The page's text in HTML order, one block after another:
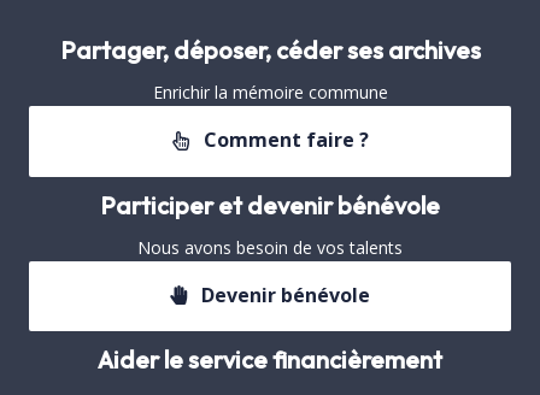
Partager, déposer, céder ses archives
Enrichir la mémoire commune
Comment faire ?
Participer et devenir bénévole
Nous avons besoin de vos talents
Devenir bénévole
Aider le service financièrement